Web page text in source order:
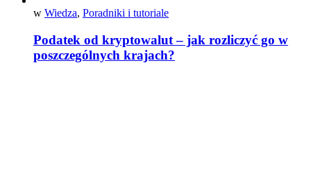
w Wiedza, Poradniki i tutoriale
Podatek od kryptowalut – jak rozliczyć go w
poszczególnych krajach?